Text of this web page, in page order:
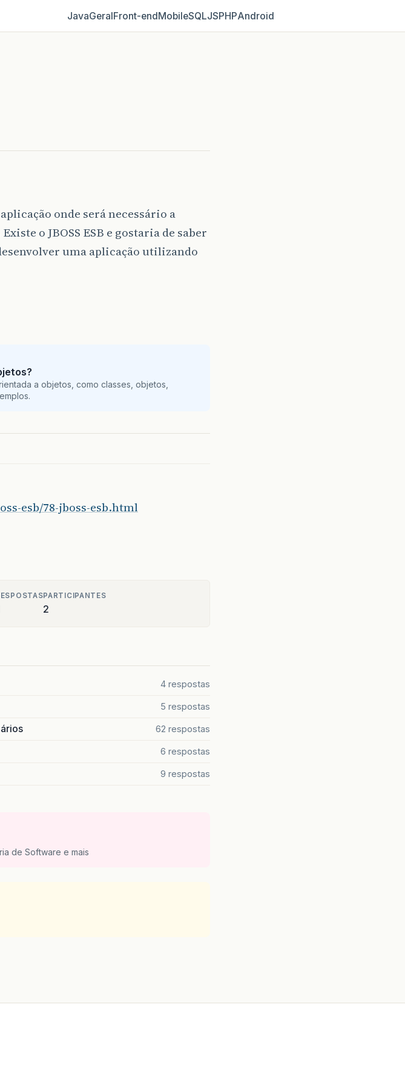
JavaGeralFront‑endMobileSQLJSPHPAndroid
onde será necessário a
o JBOSS ESB e gostaria de saber
uma aplicação utilizando
a objetos, como classes, objetos,
esb/78-jboss-esb.html
PARTICIPANTES
2
4 respostas
5 respostas
62 respostas
6 respostas
9 respostas
de Software e mais